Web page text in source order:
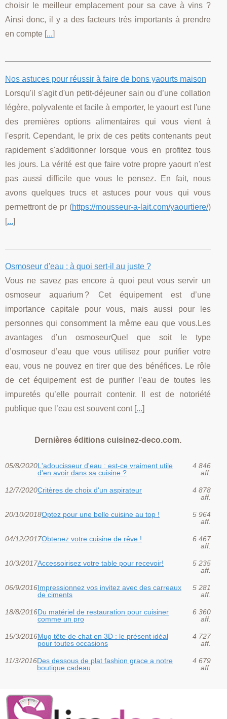
choisir le meilleur emplacement pour sa cave à vins ?
Ainsi donc, il y a des facteurs très importants à prendre
en compte [...]
Nos astuces pour réussir à faire de bons yaourts maison
Lorsqu'il s'agit d'un petit-déjeuner sain ou d’une collation
légère, polyvalente et facile à emporter, le yaourt est l'une
des premières options alimentaires qui vous vient à
l'esprit. Cependant, le prix de ces petits contenants peut
rapidement s'additionner lorsque vous en profitez tous
les jours. La vérité est que faire votre propre yaourt n'est
pas aussi difficile que vous le pensez. En fait, nous
avons quelques trucs et astuces pour vous qui vous
permettront de pr (https://mousseur-a-lait.com/yaourtiere/)
[...]
Osmoseur d'eau : à quoi sert-il au juste ?
Vous ne savez pas encore à quoi peut vous servir un
osmoseur aquarium ? Cet équipement est d’une
importance capitale pour vous, mais aussi pour les
personnes qui consomment la même eau que vous.Les
avantages d’un osmoseurQuel que soit le type
d’osmoseur d’eau que vous utilisez pour purifier votre
eau, vous ne pouvez en tirer que des bénéfices. Le rôle
de cet équipement est de purifier l’eau de toutes les
impuretés qu’elle pourrait contenir. Il est de notoriété
publique que l’eau est souvent cont [...]
Dernières éditions cuisinez-deco.com.
05/8/2020L'adoucisseur d'eau : est-ce vraiment utile
d'en avoir dans sa cuisine ?
4 846
aff.
12/7/2020Critères de choix d'un aspirateur
4 878
aff.
20/10/2018Optez pour une belle cuisine au top !
5 964
aff.
04/12/2017Obtenez votre cuisine de rêve !
6 467
aff.
10/3/2017Accessoirisez votre table pour recevoir!
5 235
aff.
06/9/2016Impressionnez vos invitez avec des carreaux
de ciments
5 281
aff.
18/8/2016Du matériel de restauration pour cuisiner
comme un pro
6 360
aff.
15/3/2016Mug tête de chat en 3D : le présent idéal
pour toutes occasions
4 727
aff.
11/3/2016Des dessous de plat fashion grace a notre
boutique cadeau
4 679
aff.